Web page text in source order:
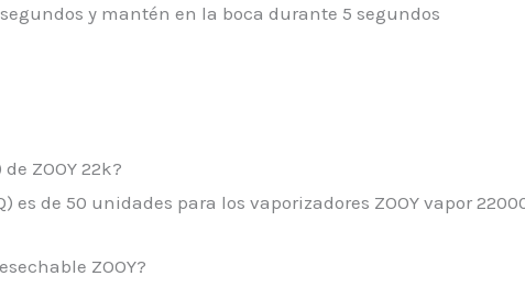
y mantén en la boca durante 5 segundos
ZOOY 22k?
es de 50 unidades para los vaporizadores ZOOY vapor
ZOOY?